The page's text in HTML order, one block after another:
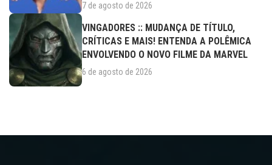
7 de agosto de 2026
VINGADORES :: MUDANÇA DE TÍTULO,
CRÍTICAS E MAIS! ENTENDA A POLÊMICA
ENVOLVENDO O NOVO FILME DA MARVEL
6 de agosto de 2026